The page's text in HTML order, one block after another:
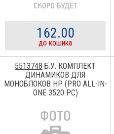
162.00
до кошика
5513748 Б.У. КОМПЛЕКТ
ДИНАМИКОВ ДЛЯ
МОНОБЛОКОВ HP (PRO ALL-IN-
ONE 3520 PC)